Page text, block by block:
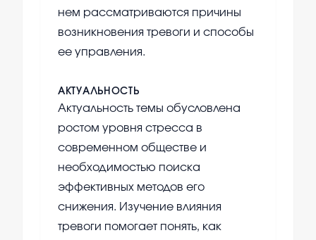
нем рассматриваются причины
возникновения тревоги и способы
ее управления.
АКТУАЛЬНОСТЬ
Актуальность темы обусловлена
ростом уровня стресса в
современном обществе и
необходимостью поиска
эффективных методов его
снижения. Изучение влияния
тревоги помогает понять, как